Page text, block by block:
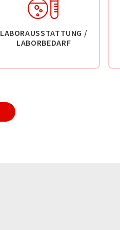
LABORAUSSTATTUNG /
LABORBEDARF